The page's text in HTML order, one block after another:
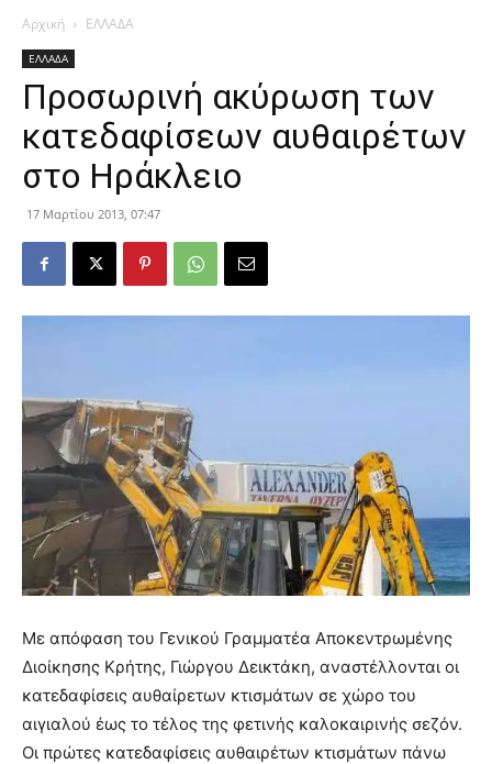
Αρχική ΕΛΛΑΔΑ
ΕΛΛΑΔΑ
Προσωρινή ακύρωση των
κατεδαφίσεων αυθαιρέτων
στο Ηράκλειο
17 Μαρτίου 2013, 07:47
Με απόφαση του Γενικού Γραμματέα Αποκεντρωμένης
Διοίκησης Κρήτης, Γιώργου Δεικτάκη, αναστέλλονται οι
κατεδαφίσεις αυθαίρετων κτισμάτων σε χώρο του
αιγιαλού έως το τέλος της φετινής καλοκαιρινής σεζόν.
Οι πρώτες κατεδαφίσεις αυθαιρέτων κτισμάτων πάνω